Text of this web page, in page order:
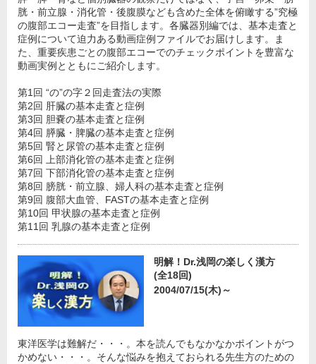
胱・前立腺・消化管・後腹膜なども含めた全体を俯瞰する”究極
の腹部エコー走査”を目指します。各臓器別編では、基本走査と
症例について迫力ある動画症例ファイルでお届けします。ま
た、重要疾患ごとの腹部エコーでのチェックポイントを豊富な
動画実例とともにご紹介します。
第1回 “の”の字２回走査法の実際
第2回 肝臓の基本走査と症例
第3回 胆嚢の基本走査と症例
第4回 膵臓・脾臓の基本走査と症例
第5回 腎と尿管の基本走査と症例
第6回 上部消化管の基本走査と症例
第7回 下部消化管の基本走査と症例
第8回 膀胱・前立腺、婦人科の基本走査と症例
第9回 腹部大血管、FASTの基本走査と症例
第10回 甲状腺の基本走査と症例
第11回 乳腺の基本走査と症例
明解！Dr.浅岡の楽しく漢方
(全18回)
2004/07/15(木)～
東洋医学は難解だ・・・。本を読んでもなかなかポイントがつ
かめない・・・。そんな悩みを抱えておられる先生方のための